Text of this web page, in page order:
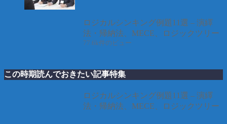
ロジカルシンキング例題11選 – 演繹
法・帰納法、MECE、ロジックツリー
77.6k件のビュー
この時期読んでおきたい記事特集
ロジカルシンキング例題11選 – 演繹
法・帰納法、MECE、ロジックツリー